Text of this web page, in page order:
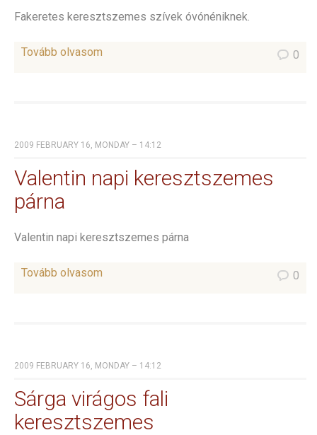
Fakeretes keresztszemes szívek óvónéniknek.
Tovább olvasom 0
2009 FEBRUARY 16, MONDAY – 14:12
Valentin napi keresztszemes
párna
Valentin napi keresztszemes párna
Tovább olvasom 0
2009 FEBRUARY 16, MONDAY – 14:12
Sárga virágos fali
keresztszemes